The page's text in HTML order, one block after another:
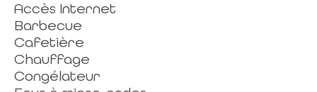
Accès Internet
Barbecue
Cafetière
Chauffage
Congélateur